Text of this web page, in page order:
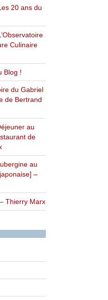
20 ans du
Culinaire
Blog !
du Gabriel
de Bertrand
au
de
au
–
Thierry Marx